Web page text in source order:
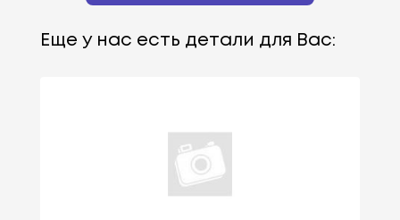
Еще у нас есть детали для Вас: